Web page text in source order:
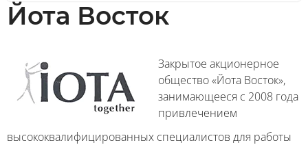
Йота Восток
Закрытое акционерное
общество «Йота Восток»,
занимающееся с 2008 года
привлечением
высококвалифицированных специалистов для работы